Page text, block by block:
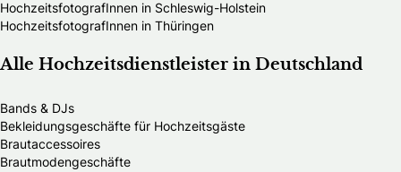
HochzeitsfotografInnen in Schleswig-Holstein
HochzeitsfotografInnen in Thüringen
Alle Hochzeitsdienstleister in Deutschland
Bands & DJs
Bekleidungsgeschäfte für Hochzeitsgäste
Brautaccessoires
Brautmodengeschäfte